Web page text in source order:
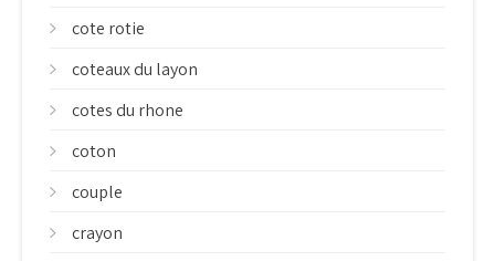
cote rotie
coteaux du layon
cotes du rhone
coton
couple
crayon